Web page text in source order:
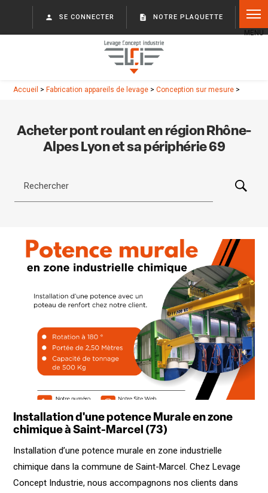
person SE CONNECTER description NOTRE PLAQUETTE
Accueil > Fabrication appareils de levage >Conception sur mesure >
Acheter pont roulant en région Rhône-
Alpes Lyon et sa périphérie 69
Rechercher
Installation d'une potence Murale en zone
chimique à Saint-Marcel (73)
Installation d’une potence murale en zone industrielle
chimique dans la commune de Saint-Marcel. Chez Levage
Concept Industrie, nous accompagnons nos clients dans
Panneau de gestion des cookies